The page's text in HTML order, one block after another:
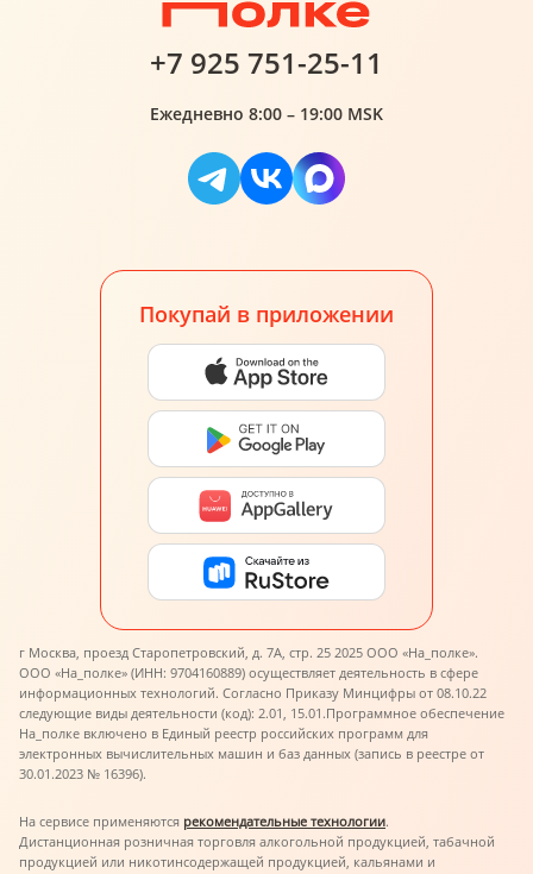
+7 925 751-25-11
Ежедневно 8:00 – 19:00 MSK
Покупай в приложении
г Москва, проезд Старопетровский, д. 7А, стр. 25 2025 ООО «На_полке».
ООО «На_полке» (ИНН: 9704160889) осуществляет деятельность в сфере
информационных технологий. Согласно Приказу Минцифры от 08.10.22
следующие виды деятельности (код): 2.01, 15.01.Программное обеспечение
На_полке включено в Единый реестр российских программ для
электронных вычислительных машин и баз данных (запись в реестре от
30.01.2023 № 16396).
На сервисе применяются рекомендательные технологии.
Дистанционная розничная торговля алкогольной продукцией, табачной
продукцией или никотинсодержащей продукцией, кальянами и